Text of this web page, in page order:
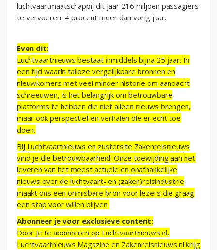
luchtvaartmaatschappij dit jaar 216 miljoen passagiers
te vervoeren, 4 procent meer dan vorig jaar.
Even dit:
Luchtvaartnieuws bestaat inmiddels bijna 25 jaar. In
een tijd waarin talloze vergelijkbare bronnen en
nieuwkomers met veel minder historie om aandacht
schreeuwen, is het belangrijk om betrouwbare
platforms te hebben die niet alleen nieuws brengen,
maar ook perspectief en verhalen die er echt toe
doen.
Bij Luchtvaartnieuws en zustersite Zakenreisnieuws
vind je die betrouwbaarheid. Onze toewijding aan het
leveren van het meest actuele en onafhankelijke
nieuws over de luchtvaart- en (zaken)reisindustrie
maakt ons een onmisbare bron voor lezers die graag
een stap voor willen blijven.
Abonneer je voor exclusieve content:
Door je te abonneren op Luchtvaartnieuws.nl,
Luchtvaartnieuws Magazine en Zakenreisnieuws.nl krijg